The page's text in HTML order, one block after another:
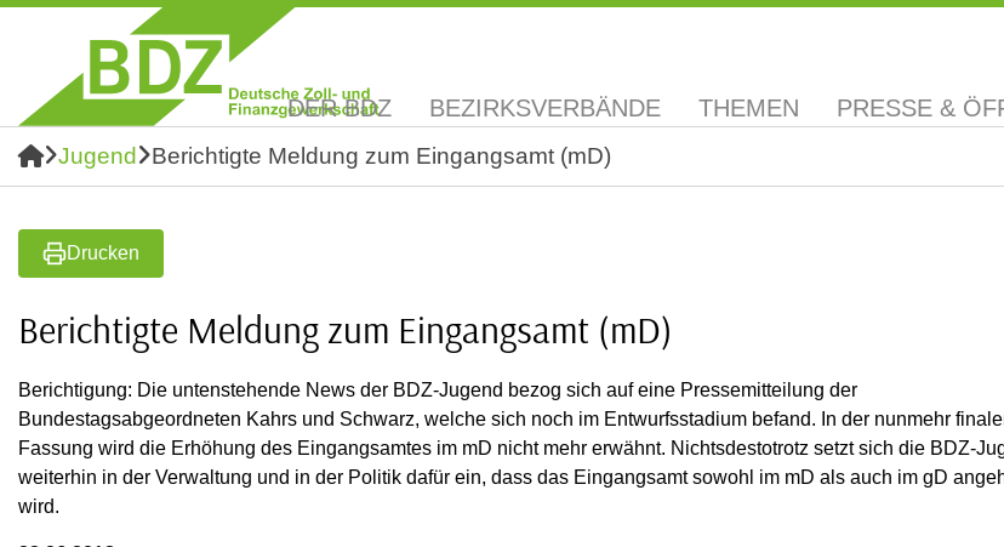
DER BDZ BEZIRKSVERBÄNDE THEMEN PRESSE &
Jugend Berichtigte Meldung zum Eingangsamt (mD)
Drucken
Berichtigte Meldung zum Eingangsamt (mD)
Berichtigung: Die untenstehende News der BDZ-Jugend bezog sich auf eine Pressemitteilung der
Bundestagsabgeordneten Kahrs und Schwarz, welche sich noch im Entwurfsstadium befand. In der nunmehr
Fassung wird die Erhöhung des Eingangsamtes im mD nicht mehr erwähnt. Nichtsdestotrotz setzt sich die BDZ-
weiterhin in der Verwaltung und in der Politik dafür ein, dass das Eingangsamt sowohl im mD als auch im gD
wird.